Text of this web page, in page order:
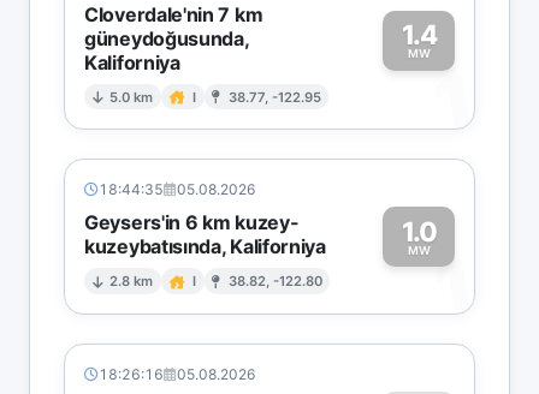
Cloverdale'nin 7 km
güneydoğusunda,
Kaliforniya
5.0 km I 38.77, -122.95
1.4
MW
1
18:44:35 05.08.2026
Geysers'in 6 km kuzey-
kuzeybatısında, Kaliforniya
2.8 km I 38.82, -122.80
1.0
MW1
18:26:16 05.08.2026